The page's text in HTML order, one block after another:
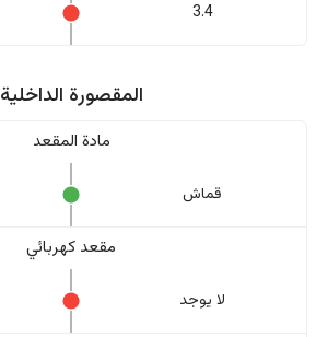
3.4
المقصورة الداخلية
مادة المقعد
قماش
مقعد كهربائي
لا یوجد